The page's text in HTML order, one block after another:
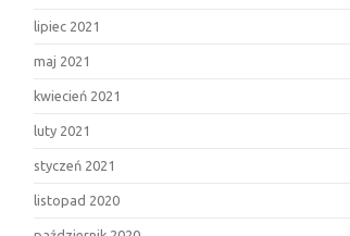
lipiec 2021
maj 2021
kwiecień 2021
luty 2021
styczeń 2021
listopad 2020